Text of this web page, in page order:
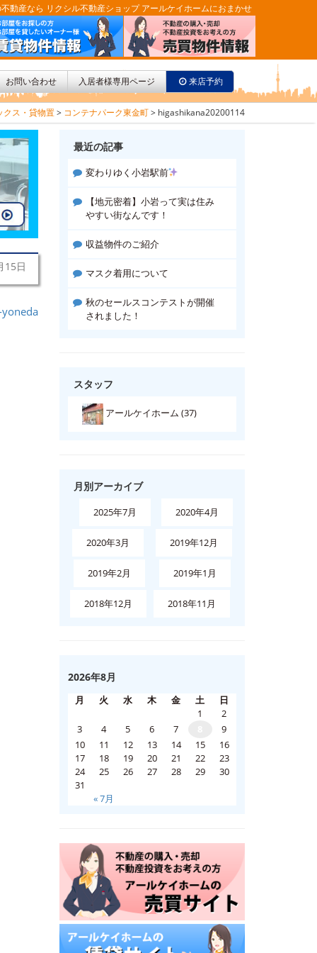
動産なら リクシル不動産ショップ アールケイホームにおまかせ
お問い合わせ 入居者様専用ページ 来店予約
クス・貸物置> コンテナパーク東金町> higashikana20200114
15日
最近の記事
変わりゆく小岩駅前
【地元密着】小岩って実は住み
やすい街なんです！
収益物件のご紹介
マスク着用について
秋のセールスコンテストが開催
されました！
スタッフ
アールケイホーム (37)
月別アーカイブ
2025年7月 2020年4月
2020年3月 2019年12月
2019年2月 2019年1月
2018年12月 2018年11月
2026年8月
月 火 水 木 金 土 日
« 7月
1
2
3
4 5 6 7
9
10
11 12 13 14 15
16
17
18 19 20 21 22
23
24
25 26 27 28 29
30
31